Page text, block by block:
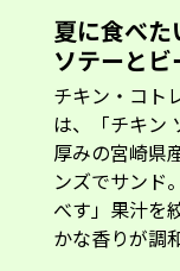
夏に食べ
ソテーと
チキン・コト
は、「チキン
厚みの宮崎県
ンズでサンド
べす」果汁を
かな香りが調